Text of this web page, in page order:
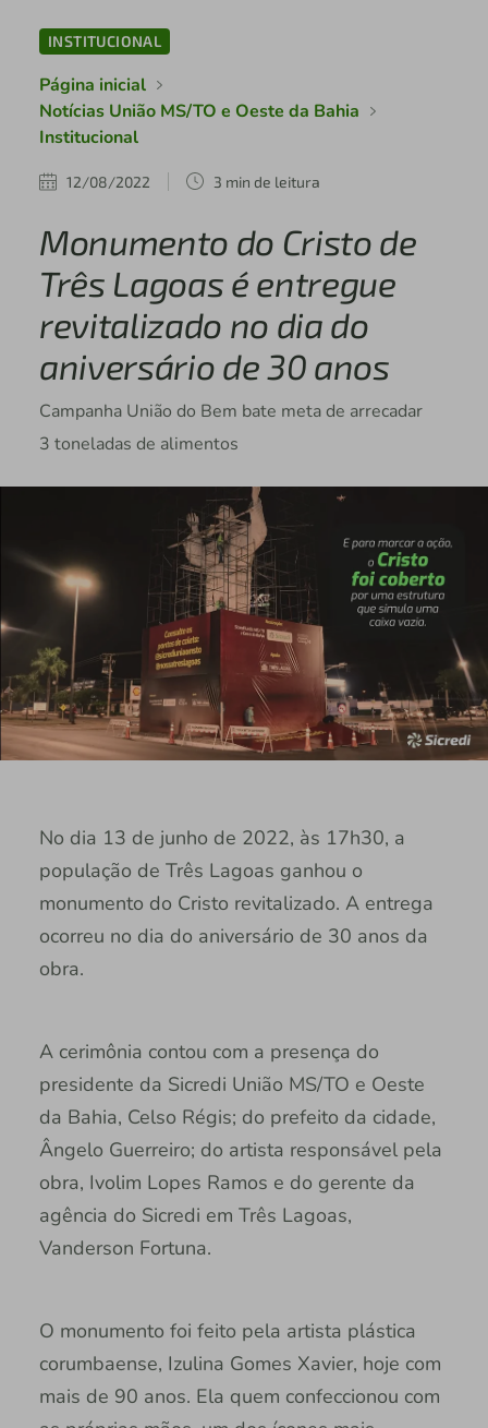
INSTITUCIONAL
Página inicial
Notícias União MS/TO e Oeste da Bahia
Institucional
12/08/2022 3 min de leitura
Monumento do Cristo de
Três Lagoas é entregue
revitalizado no dia do
aniversário de 30 anos
Campanha União do Bem bate meta de arrecadar
3 toneladas de alimentos
No dia 13 de junho de 2022, às 17h30, a
população de Três Lagoas ganhou o
monumento do Cristo revitalizado. A entrega
ocorreu no dia do aniversário de 30 anos da
obra.
A cerimônia contou com a presença do
presidente da Sicredi União MS/TO e Oeste
da Bahia, Celso Régis; do prefeito da cidade,
Ângelo Guerreiro; do artista responsável pela
obra, Ivolim Lopes Ramos e do gerente da
agência do Sicredi em Três Lagoas,
Vanderson Fortuna.
O monumento foi feito pela artista plástica
corumbaense, Izulina Gomes Xavier, hoje com
mais de 90 anos. Ela quem confeccionou com